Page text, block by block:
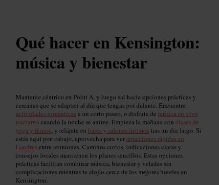
Qué hacer en Kensington:
música y bienestar
Mantente céntrico en Point A, y luego sal hacia opciones prácticas y
cercanas que se adapten al día que tengas por delante. Encuentra
actividades románticas a un corto paseo, o disfruta de música en vivo
nocturna cuando la noche se anime. Empieza la mañana con clases de
yoga y fitness , y relájate en bares y salones íntimos tras un día largo. Si
estás aquí por trabajo, aprovecha para ver atracciones rápidas en
Londres entre reuniones. Caminos cortos, indicaciones claras y
consejos locales mantienen los planes sencillos. Estas opciones
prácticas facilitan combinar música, bienestar y veladas sin
complicaciones mientras te alojas cerca de los mejores hoteles en
Kensington.